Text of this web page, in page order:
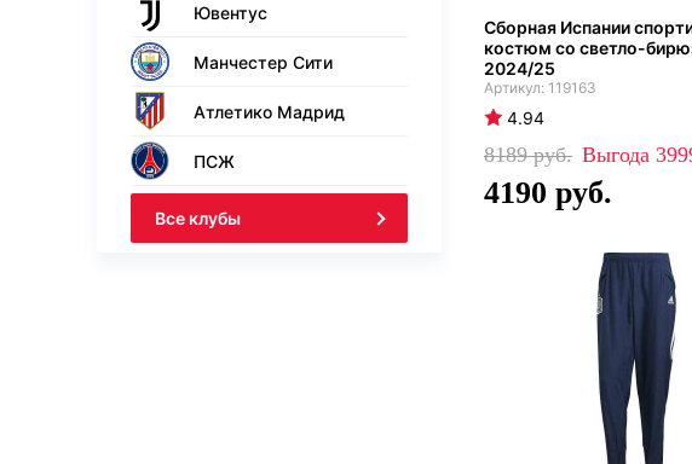
Ювентус
Манчестер Сити
Атлетико Мадрид
ПСЖ
Все клубы
Сборная Испании
костюм со светло-
2024/25
119163
4.94
8189
4190